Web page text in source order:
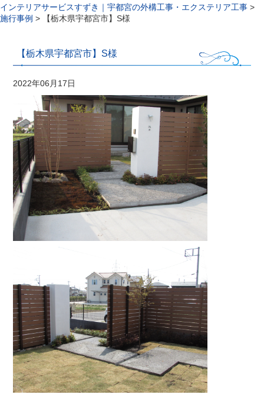
インテリアサービスすずき｜宇都宮の外構工事・エクステリア工事 >
施行事例 > 【栃木県宇都宮市】S様
【栃木県宇都宮市】S様
2022年06月17日